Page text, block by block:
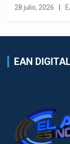
28 julio, 2026
EAN DIGITAL